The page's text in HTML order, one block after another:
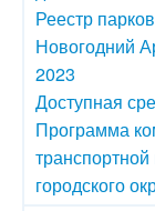
Реестр
Новогодний
2023
Доступная
Программа
городского